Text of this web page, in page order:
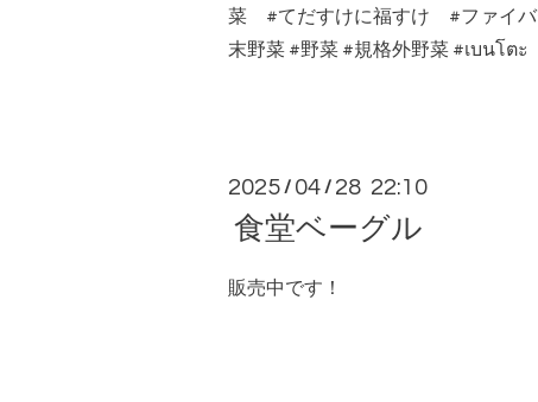
菜 #てだすけに福すけ #ファイ
末野菜 #野菜 #規格外野菜 #เบนโตะ
2025 / 04 / 28 22:10
食堂ベーグル
販売中です！